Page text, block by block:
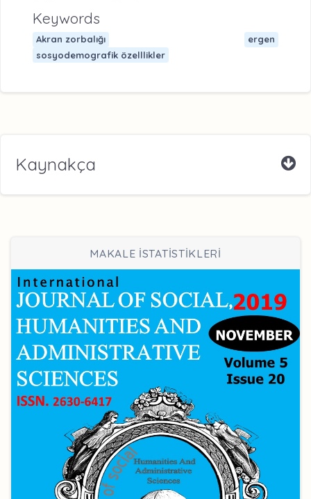
Keywords
Akran zorbalığı
ergen
sosyodemografik özelllikler
Kaynakça
MAKALE İSTATİSTİKLERİ